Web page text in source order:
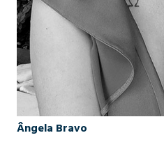
Ângela Bravo